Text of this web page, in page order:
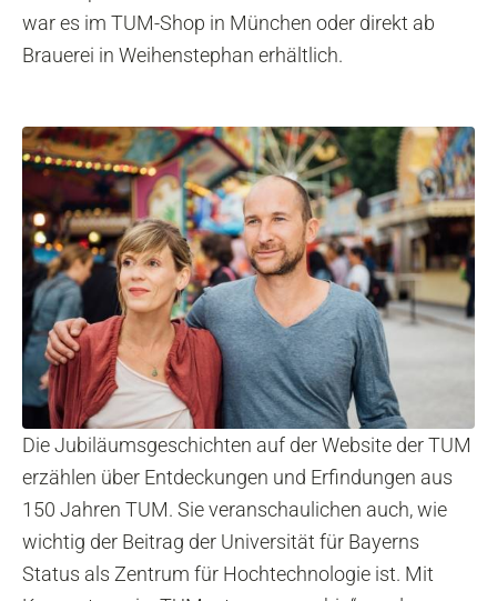
war es im TUM-Shop in München oder direkt ab
Brauerei in Weihenstephan erhältlich.
Die Jubiläumsgeschichten auf der Website der TUM
erzählen über Entdeckungen und Erfindungen aus
150 Jahren TUM. Sie veranschaulichen auch, wie
wichtig der Beitrag der Universität für Bayerns
Status als Zentrum für Hochtechnologie ist. Mit